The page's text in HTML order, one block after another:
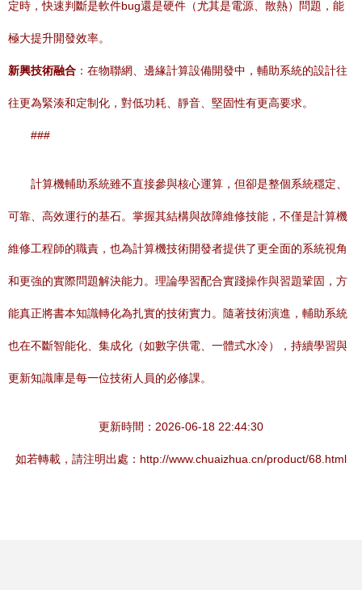
定時，快速判斷是軟件bug還是硬件（尤其是電源、散熱）問題，能
極大提升開發效率。
新興技術融合 ：在物聯網、邊緣計算設備開發中，輔助系統的設計往
往更為緊湊和定制化，對低功耗、靜音、堅固性有更高要求。
###
計算機輔助系統雖不直接參與核心運算，但卻是整個系統穩定、
可靠、高效運行的基石。掌握其結構與故障維修技能，不僅是計算機
維修工程師的職責，也為計算機技術開發者提供了更全面的系統視角
和更強的實際問題解決能力。理論學習配合實踐操作與習題鞏固，方
能真正將書本知識轉化為扎實的技術實力。隨著技術演進，輔助系統
也在不斷智能化、集成化（如數字供電、一體式水冷），持續學習與
更新知識庫是每一位技術人員的必修課。
更新時間：2026-06-18 22:44:30
如若轉載，請注明出處：http://www.chuaizhua.cn/product/68.html